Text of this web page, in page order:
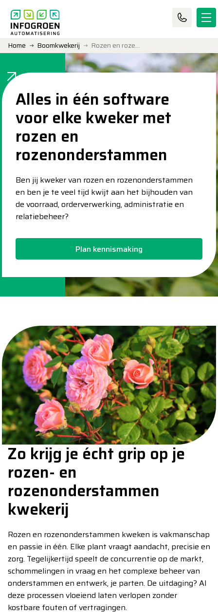
Home Boomkwekerij Rozen en rozenonderstammen
Alles in één software
voor elke kweker met
rozen en
rozenonderstammen
Ben jij kweker van rozen en rozenonderstammen
en ben je te veel tijd kwijt aan het bijhouden van
de voorraad, orderverwerking, administratie en
relatiebeheer?
Plan kennismaking
Zo krijg je écht grip op je
rozen- en
rozenonderstammen
kwekerij
Rozen en rozenonderstammen kweken is vakmanschap
en passie in één. Elke plant vraagt aandacht, precisie en
zorg. Tegelijkertijd speelt de concurrentie op de markt,
schommelingen in vraag en het complexe beheer van
onderstammen en entwerk, je parten. De uitdaging? Al
deze processen vloeiend laten verlopen zonder
kostbare fouten of vertragingen.